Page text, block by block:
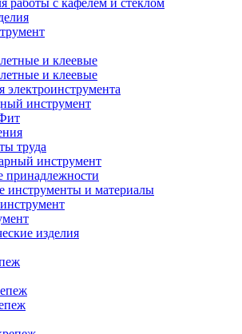
работы с кафелем и стеклом
и клеевые
и клеевые
электроинструмента
инструмент
труда
инструмент
принадлежности
и материалы
изделия